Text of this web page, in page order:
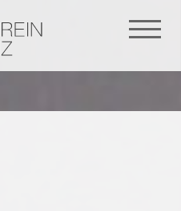
Navigation
überspringen